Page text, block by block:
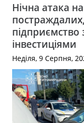
Нічна атака
інвестиціями
Неділя, 9 Серпня,